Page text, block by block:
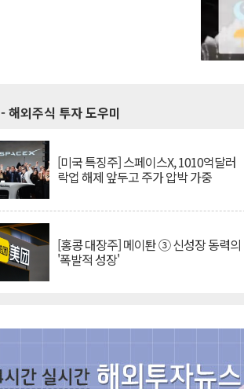
- 해외주식 투자 도우미
[미국 특징주] 스페이스X, 1010억달러
락업 해제 앞두고 주가 압박 가중
[홍콩 대장주] 메이퇀 ③ 신성장 동력의
'폭발적 성장'